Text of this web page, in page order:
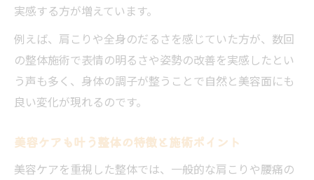
実感する方が増えています。
例えば、肩こりや全身のだるさを感じていた方が、数回
の整体施術で表情の明るさや姿勢の改善を実感したとい
う声も多く、身体の調子が整うことで自然と美容面にも
良い変化が現れるのです。
美容ケアも叶う整体の特徴と施術ポイント
美容ケアを重視した整体では、一般的な肩こりや腰痛の